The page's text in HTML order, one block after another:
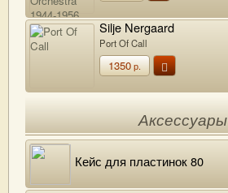
Silje Nergaard
Port Of Call
1350р.
Аксессуары
Кейс для пластинок 80